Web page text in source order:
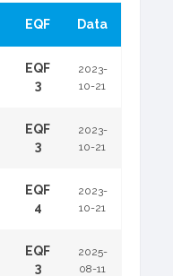
EQF Data
EQF
3
2023-
10-21
EQF
3
2023-
10-21
EQF
4
2023-
10-21
EQF
3
2025-
08-11